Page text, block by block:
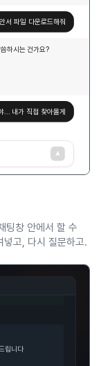
창 안에서 할 수
넣고, 다시 질문하고.
서 파일 다운로드해줘
하시는 건가요?
... 내가 직접 찾아올게
립니다